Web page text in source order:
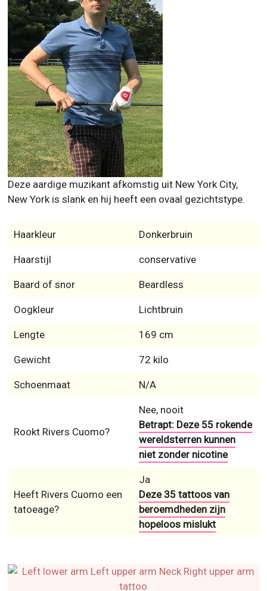
Deze aardige muzikant afkomstig uit New York City,
New York is slank en hij heeft een ovaal gezichtstype.
Haarkleur Donkerbruin
Haarstijl conservative
Baard of snor Beardless
Oogkleur Lichtbruin
Lengte 169 cm
Gewicht 72 kilo
Schoenmaat N/A
Rookt Rivers Cuomo?
Nee, nooit
Betrapt: Deze 55 rokende
wereldsterren kunnen
niet zonder nicotine
Heeft Rivers Cuomo een
tatoeage?
Ja
Deze 35 tattoos van
beroemdheden zijn
hopeloos mislukt